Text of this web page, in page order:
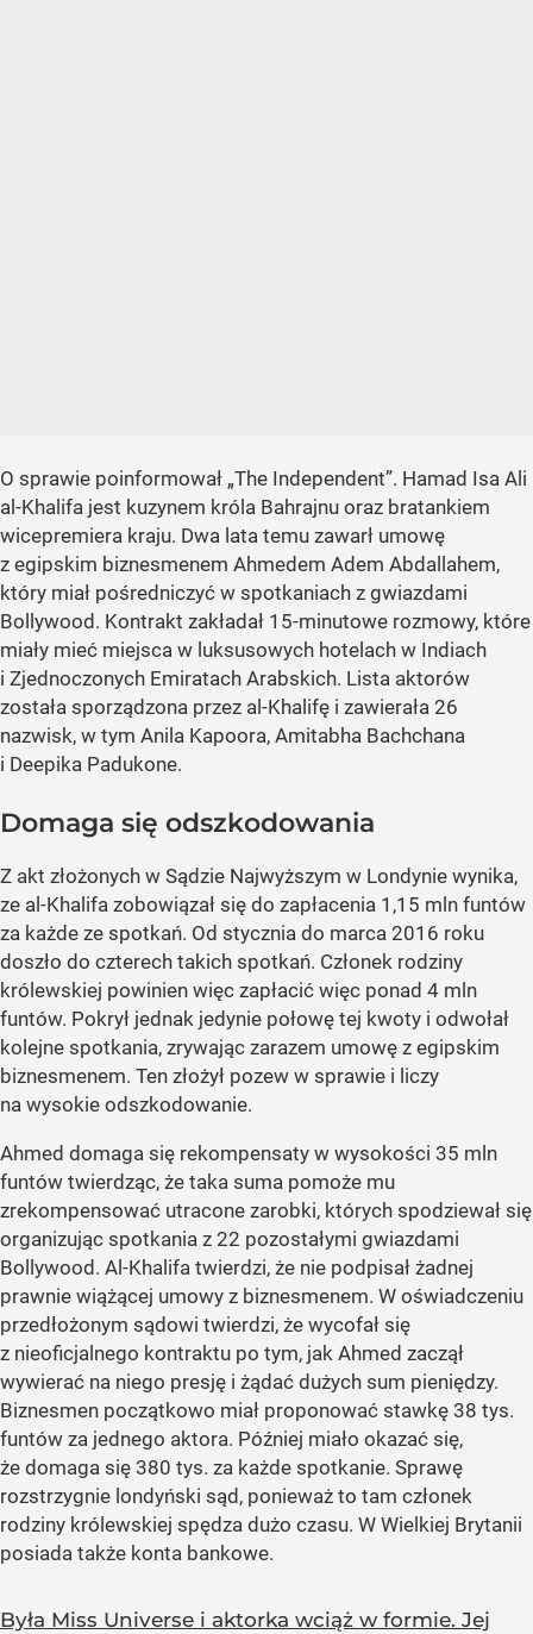
O sprawie poinformował „The Independent”. Hamad Isa Ali
al-Khalifa jest kuzynem króla Bahrajnu oraz bratankiem
wicepremiera kraju. Dwa lata temu zawarł umowę
z egipskim biznesmenem Ahmedem Adem Abdallahem,
który miał pośredniczyć w spotkaniach z gwiazdami
Bollywood. Kontrakt zakładał 15-minutowe rozmowy, które
miały mieć miejsca w luksusowych hotelach w Indiach
i Zjednoczonych Emiratach Arabskich. Lista aktorów
została sporządzona przez al-Khalifę i zawierała 26
nazwisk, w tym Anila Kapoora, Amitabha Bachchana
i Deepika Padukone.
Domaga się odszkodowania
Z akt złożonych w Sądzie Najwyższym w Londynie wynika,
ze al-Khalifa zobowiązał się do zapłacenia 1,15 mln funtów
za każde ze spotkań. Od stycznia do marca 2016 roku
doszło do czterech takich spotkań. Członek rodziny
królewskiej powinien więc zapłacić więc ponad 4 mln
funtów. Pokrył jednak jedynie połowę tej kwoty i odwołał
kolejne spotkania, zrywając zarazem umowę z egipskim
biznesmenem. Ten złożył pozew w sprawie i liczy
na wysokie odszkodowanie.
Ahmed domaga się rekompensaty w wysokości 35 mln
funtów twierdząc, że taka suma pomoże mu
zrekompensować utracone zarobki, których spodziewał się
organizując spotkania z 22 pozostałymi gwiazdami
Bollywood. Al-Khalifa twierdzi, że nie podpisał żadnej
prawnie wiążącej umowy z biznesmenem. W oświadczeniu
przedłożonym sądowi twierdzi, że wycofał się
z nieoficjalnego kontraktu po tym, jak Ahmed zaczął
wywierać na niego presję i żądać dużych sum pieniędzy.
Biznesmen początkowo miał proponować stawkę 38 tys.
funtów za jednego aktora. Później miało okazać się,
że domaga się 380 tys. za każde spotkanie. Sprawę
rozstrzygnie londyński sąd, ponieważ to tam członek
rodziny królewskiej spędza dużo czasu. W Wielkiej Brytanii
posiada także konta bankowe.
Była Miss Universe i aktorka wciąż w formie. Jej